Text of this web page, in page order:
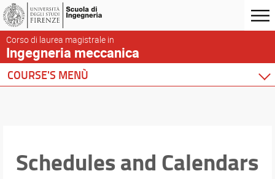
Corso di laurea magistrale in
Ingegneria meccanica
COURSE'S MENÙ
Academic Staff
Schedules & Calendars
Schedules and Calendars